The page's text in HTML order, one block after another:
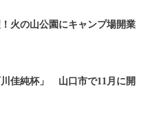
火の山公園にキャンプ場開業
川佳純杯」 山口市で11月に開